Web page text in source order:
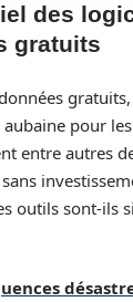
des
gratuits
aubaine pour
entre autres
sans
outils sont-ils